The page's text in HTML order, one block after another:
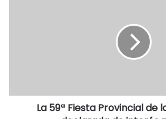
La 59ª Fiesta Provincial de